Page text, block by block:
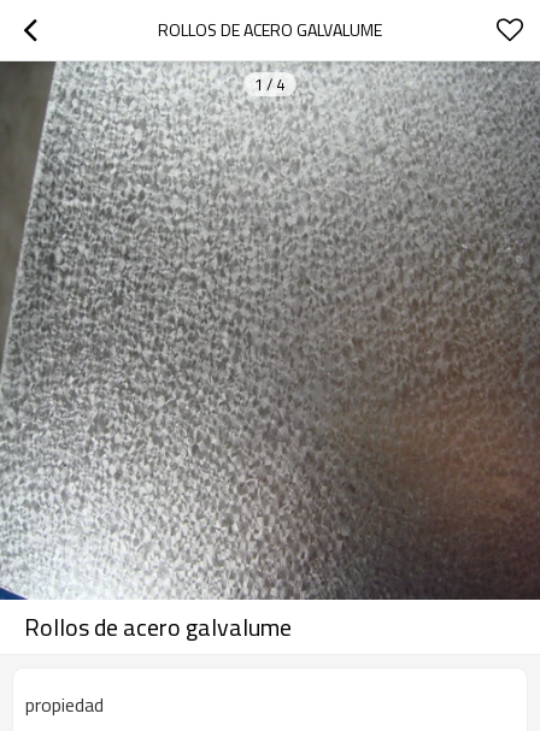
ROLLOS DE ACERO GALVALUME
1 / 4
Rollos de acero galvalume
propiedad